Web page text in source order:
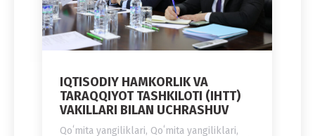
IQTISODIY HAMKORLIK VA
TARAQQIYOT TASHKILOTI (IHTT)
VAKILLARI BILAN UCHRASHUV
Qoʻmita yangiliklari, Qoʻmita yangiliklari,